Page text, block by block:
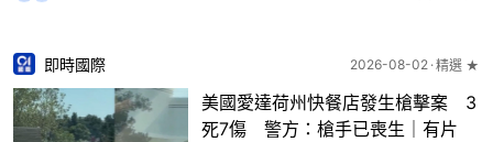
即時國際 2026-08-02 精選 ★
美國愛達荷州快餐店發生槍擊案 3
死7傷 警方：槍手已喪生｜有片